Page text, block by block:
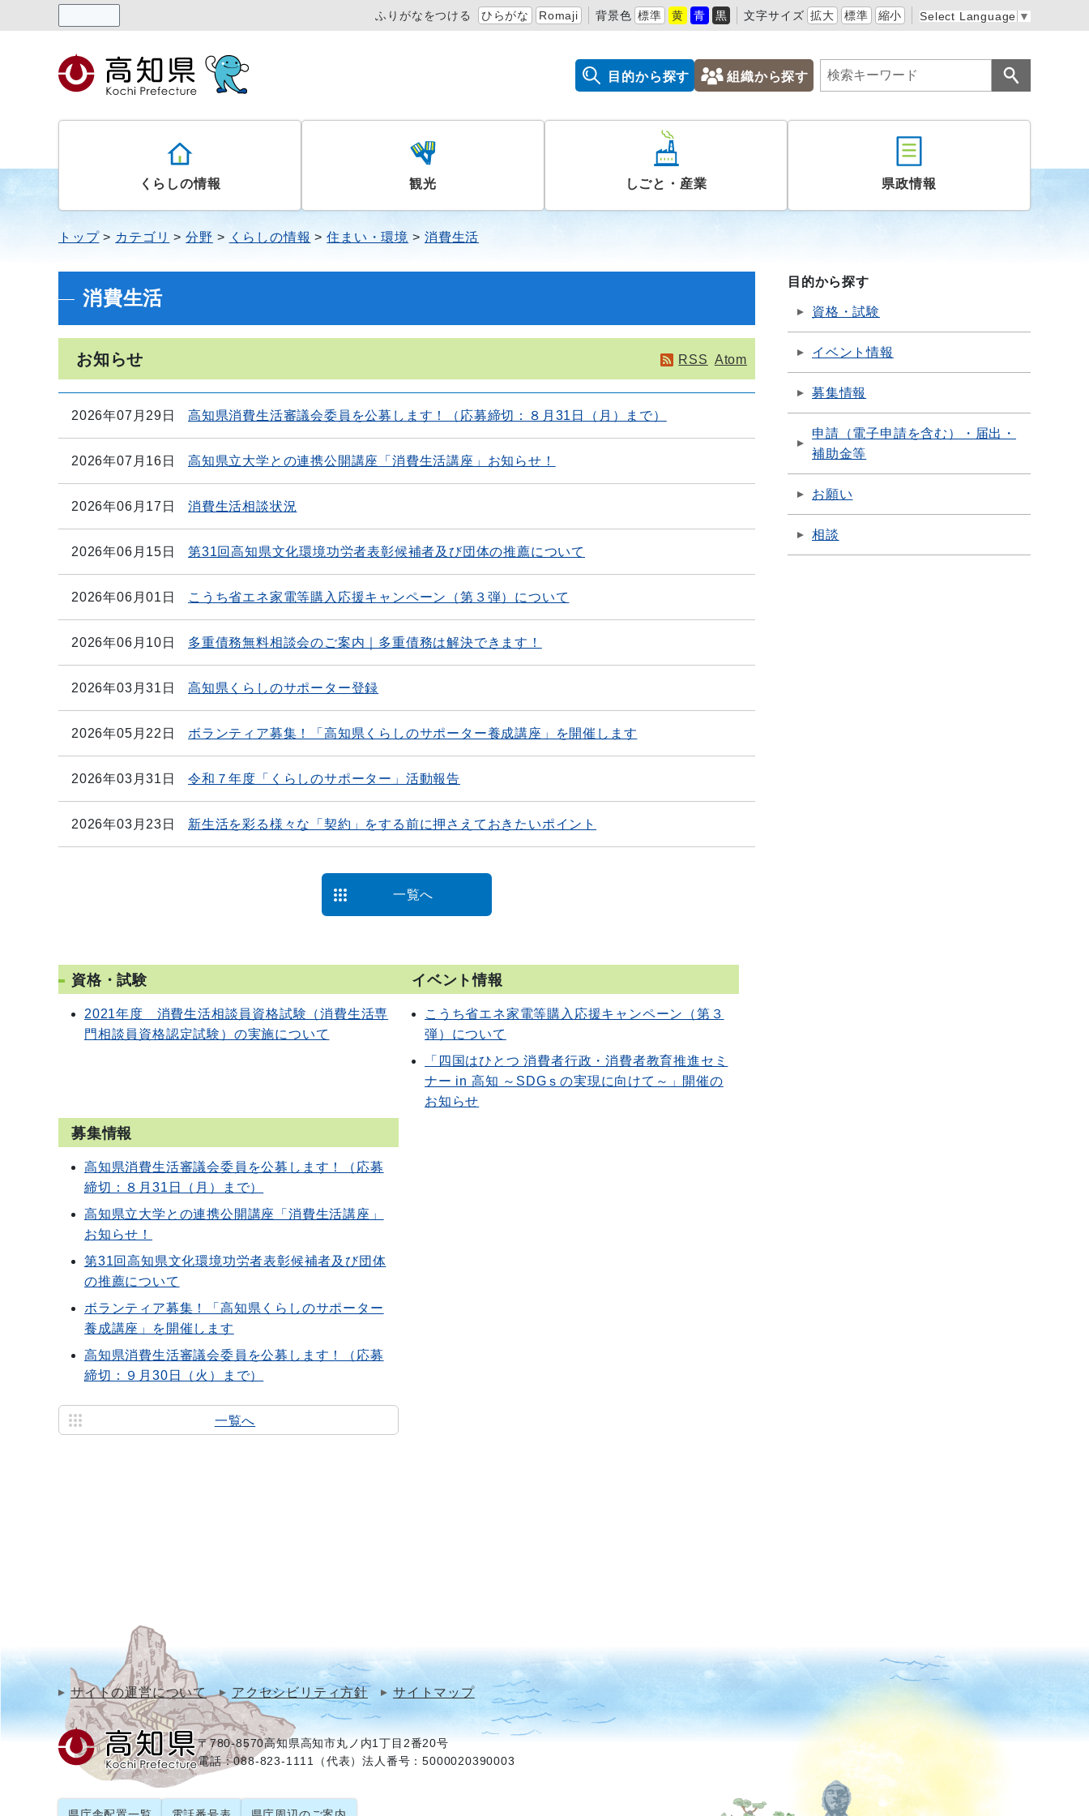
ふりがなをつける ひらがな Romaji 背景色 標準 黄 青 黒 文字サイズ 拡大 標準 縮小 Select Language ▼
目的から探す 組織から探す
くらしの情報 観光 しごと・産業 県政情報
トップ カテゴリ 分野 くらしの情報 住まい・環境 消費生活
消費生活
お知らせ RSS Atom
2026年07月29日 高知県消費生活審議会委員を公募します！（応募締切：８月31日（月）まで）
2026年07月16日 高知県立大学との連携公開講座「消費生活講座」お知らせ！
2026年06月17日 消費生活相談状況
2026年06月15日 第31回高知県文化環境功労者表彰候補者及び団体の推薦について
2026年06月01日 こうち省エネ家電等購入応援キャンペーン（第３弾）について
2026年06月10日 多重債務無料相談会のご案内｜多重債務は解決できます！
2026年03月31日 高知県くらしのサポーター登録
2026年05月22日 ボランティア募集！「高知県くらしのサポーター養成講座」を開催します
2026年03月31日 令和７年度「くらしのサポーター」活動報告
2026年03月23日 新生活を彩る様々な「契約」をする前に押さえておきたいポイント
一覧へ
資格・試験
2021年度 消費生活相談員資格試験（消費生活専
門相談員資格認定試験）の実施について
イベント情報
こうち省エネ家電等購入応援キャンペーン（第３
弾）について
「四国はひとつ 消費者行政・消費者教育推進セミ
ナー in 高知 ～SDGｓの実現に向けて～」開催の
お知らせ
募集情報
高知県消費生活審議会委員を公募します！（応募
締切：８月31日（月）まで）
高知県立大学との連携公開講座「消費生活講座」
お知らせ！
第31回高知県文化環境功労者表彰候補者及び団体
の推薦について
ボランティア募集！「高知県くらしのサポーター
養成講座」を開催します
高知県消費生活審議会委員を公募します！（応募
締切：９月30日（火）まで）
一覧へ
目的から探す
資格・試験
イベント情報
募集情報
申請（電子申請を含む）・届出・
補助金等
お願い
相談
サイトの運営について アクセシビリティ方針 サイトマップ
〒780-8570高知県高知市丸ノ内1丁目2番20号
電話：088-823-1111（代表）法人番号：5000020390003